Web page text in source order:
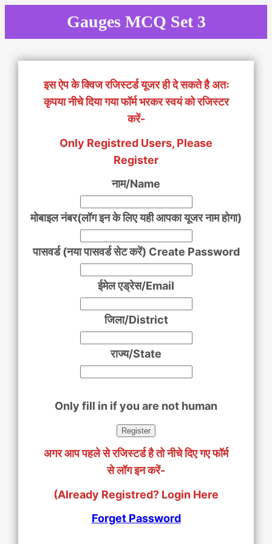
Gauges MCQ Set 3
इस ऐप के क्विज रजिस्टर्ड यूजर ही दे सकते है अतः
कृपया नीचे दिया गया फॉर्म भरकर स्वयं को रजिस्टर
करें-
Only Registred Users, Please
Register
नाम/Name
मोबाइल नंबर(लॉग इन के लिए यही आपका यूजर नाम होगा)
पासवर्ड (नया पासवर्ड सेट करें) Create Password
ईमेल एड्रेस/Email
जिला/District
राज्य/State
Only fill in if you are not human
अगर आप पहले से रजिस्टर्ड है तो नीचे दिए गए फॉर्म
से लॉग इन करें-
(Already Registred? Login Here
Forget Password